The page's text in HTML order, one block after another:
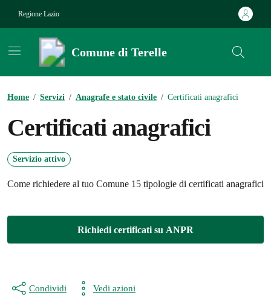
Regione Lazio
Comune di Terelle
Home / Servizi / Anagrafe e stato civile / Certificati anagrafici
Certificati anagrafici
Servizio attivo
Come richiedere al tuo Comune 15 tipologie di certificati anagrafici
Richiedi certificati su ANPR
Condividi Vedi azioni